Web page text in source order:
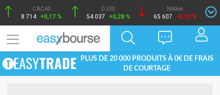
CAC40
8 714 +0,17 %
DJ30
54 037
+0,28 %
Nikkei
65 607
-0,12 %
PLUS DE 20 000 PRODUITS À 0€ DE FRAIS
DE COURTAGE